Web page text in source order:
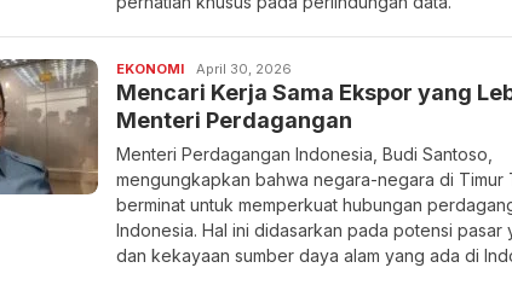
EKONOMI April 30, 2026
Mencari Kerja Sama Ekspor yang
Menteri Perdagangan
Menteri Perdagangan Indonesia, Budi Santoso,
mengungkapkan bahwa negara-negara di Timur
berminat untuk memperkuat hubungan
Indonesia. Hal ini didasarkan pada potensi pasar
dan kekayaan sumber daya alam yang ada di